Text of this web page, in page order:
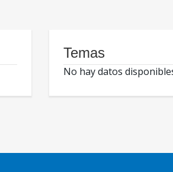
Temas
No hay datos